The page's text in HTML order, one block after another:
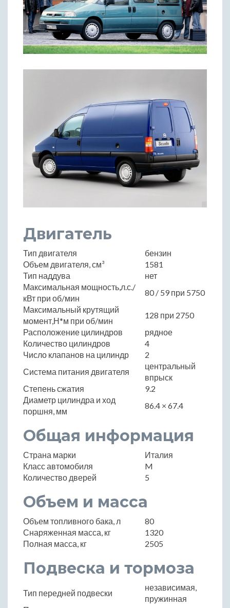
Двигатель
Тип двигателя
бензин
Объем двигателя, см³
1581
Тип наддува
нет
Максимальная мощность,л.с./
кВт при об/мин
80 / 59 при 5750
Максимальный крутящий
момент,Н*м при об/мин
128 при 2750
Расположение цилиндров
рядное
Количество цилиндров
4
Число клапанов на цилиндр
2
Система питания двигателя
центральный
впрыск
Степень сжатия
9.2
Диаметр цилиндра и ход
поршня, мм
86.4 × 67.4
Общая информация
Страна марки
Италия
Класс автомобиля
M
Количество дверей
5
Объем и масса
Объем топливного бака, л
80
Снаряженная масса, кг
1320
Полная масса, кг
2505
Подвеска и тормоза
Тип передней подвески
независимая,
пружинная